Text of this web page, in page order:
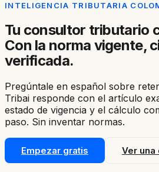
INTELIGENCIA TRIBUTARIA
Tu consultor tributario
Con la norma vigente,
verificada.
Pregúntale en español sobre
Tribai responde con el artículo
estado de vigencia y el cálculo
paso. Sin inventar normas.
Empezar gratis Ver una